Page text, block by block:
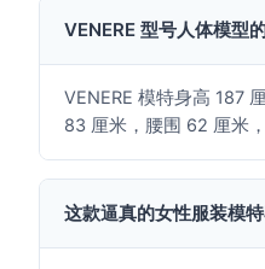
VENERE 型号人体模型
VENERE 模特身高 187
83 厘米，腰围 62 厘米
这款逼真的女性服装模